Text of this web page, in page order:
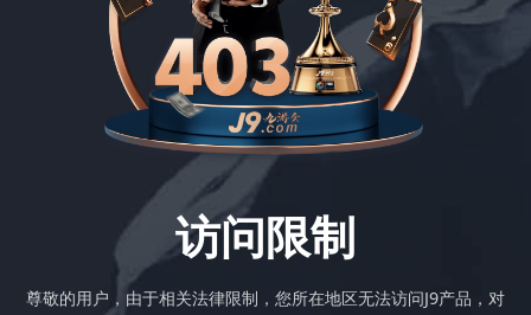
访问限制
尊敬的用户，由于相关法律限制，您所在地区无法访问J9产品，对